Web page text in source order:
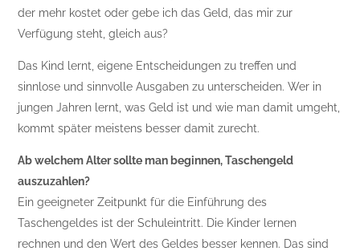
der mehr kostet oder gebe ich das Geld, das mir zur
Verfügung steht, gleich aus?
Das Kind lernt, eigene Entscheidungen zu treffen und
sinnlose und sinnvolle Ausgaben zu unterscheiden. Wer in
jungen Jahren lernt, was Geld ist und wie man damit umgeht,
kommt später meistens besser damit zurecht.
Ab welchem Alter sollte man beginnen, Taschengeld
auszuzahlen?
Ein geeigneter Zeitpunkt für die Einführung des
Taschengeldes ist der Schuleintritt. Die Kinder lernen
rechnen und den Wert des Geldes besser kennen. Das sind